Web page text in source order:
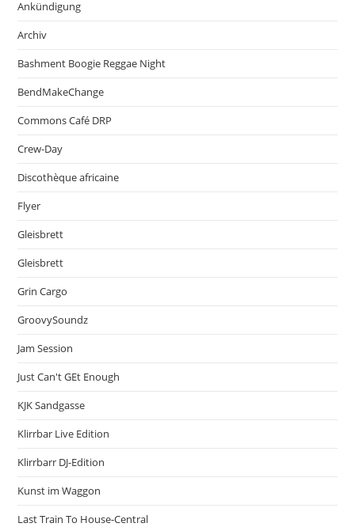
Ankündigung
Archiv
Bashment Boogie Reggae Night
BendMakeChange
Commons Café DRP
Crew-Day
Discothèque africaine
Flyer
Gleisbrett
Gleisbrett
Grin Cargo
GroovySoundz
Jam Session
Just Can't GEt Enough
KJK Sandgasse
Klirrbar Live Edition
Klirrbarr DJ-Edition
Kunst im Waggon
Last Train To House-Central